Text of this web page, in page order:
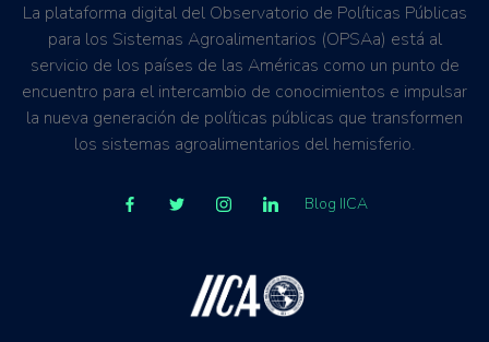
La plataforma digital del Observatorio de Políticas Públicas
para los Sistemas Agroalimentarios (OPSAa) está al
servicio de los países de las Américas como un punto de
encuentro para el intercambio de conocimientos e impulsar
la nueva generación de políticas públicas que transformen
los sistemas agroalimentarios del hemisferio.
Blog IICA